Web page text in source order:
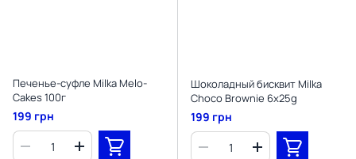
Печенье-суфле Milka Melo-
Cakes 100г
199 грн
Шоколадный бисквит Milka
Choco Brownie 6x25g
199 грн